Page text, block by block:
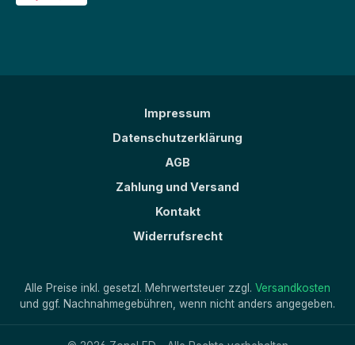
Impressum
Datenschutzerklärung
AGB
Zahlung und Versand
Kontakt
Widerrufsrecht
Alle Preise inkl. gesetzl. Mehrwertsteuer zzgl. Versandkosten
und ggf. Nachnahmegebühren, wenn nicht anders angegeben.